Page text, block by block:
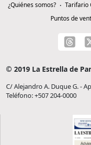
¿Quiénes somos? Tarifario
Puntos de
© 2019 La Estrella de
C/ Alejandro A. Duque G. -
Teléfono: +507 204-0000